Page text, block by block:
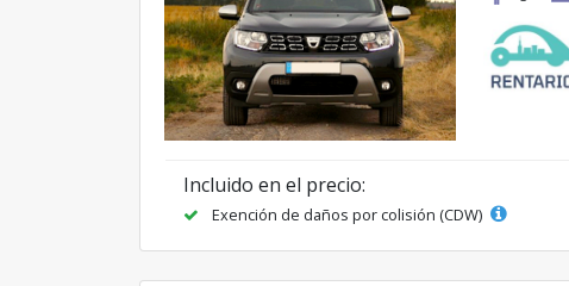
Incluido en el precio:
Exención de daños por colisión (CDW)